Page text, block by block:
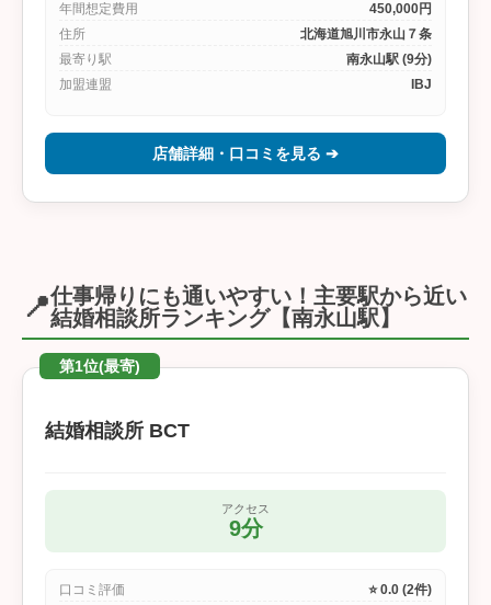
年間想定費用
450,000円
住所
北海道旭川市永山７条
最寄り駅
南永山駅 (9分)
加盟連盟
IBJ
店舗詳細・口コミを見る ➔
📍仕事帰りにも通いやすい！主要駅から近い
結婚相談所ランキング【南永山駅】
第1位(最寄)
結婚相談所 BCT
アクセス
9分
口コミ評価
⭐ 0.0 (2件)